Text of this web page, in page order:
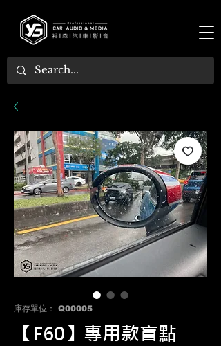
庫存單位： Q00005
【F60】專用款盲點